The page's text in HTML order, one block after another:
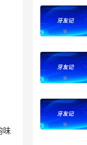
味